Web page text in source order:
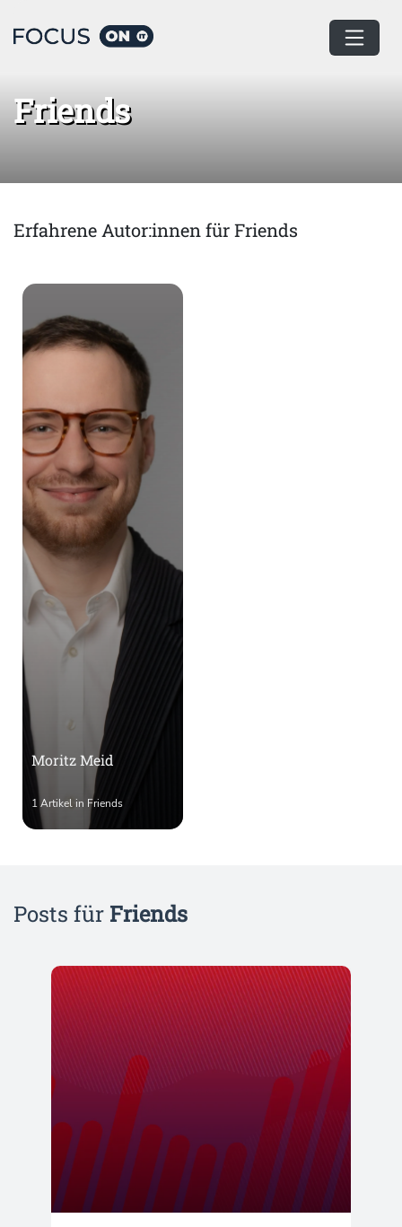
Home Friends
Friends
Erfahrene Autor:innen für Friends
Moritz Meid
1 Artikel in Friends
Posts für Friends